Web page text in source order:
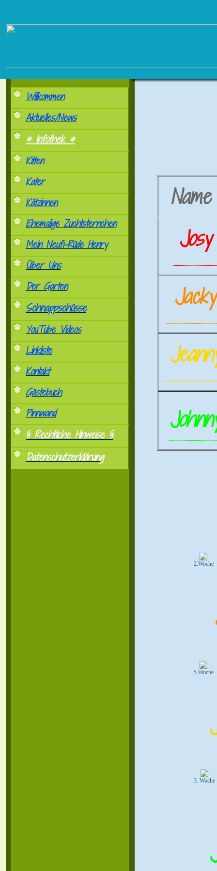
Willkommen
Aktuelles/News
* Infothek *
Kitten
Kater
Kätzinnen
Ehemalige Zuchtsternchen
Mein Neufi-Rüde Henry
Über Uns
Der Garten
Schnappschüsse
YouTube Videos
Linkliste
Kontakt
Gästebuch
Pinnwand
§ Rechtliche Hinweise §
Datenschutzerklärung
Josy
..............................................
2.Woche
5.Woche
3. Woche